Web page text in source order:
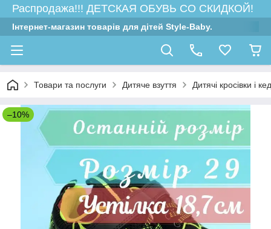
Распродажа!!! ДЕТСКАЯ ОБУВЬ СО СКИДКОЙ!
Інтернет-магазин товарів для дітей Style-Baby.
Товари та послуги Дитяче взуття Дитячі кросівки і
–10%